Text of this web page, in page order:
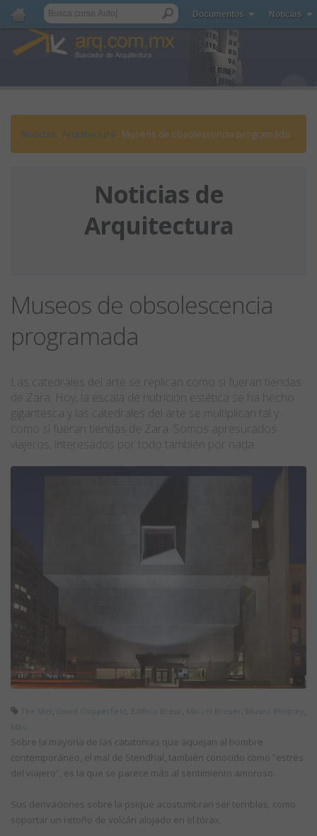
Documentos Noticias
Noticias : Arquitectura : Museos de obsolescencia programada
Noticias de
Arquitectura
Museos de obsolescencia
programada
Las catedrales del arte se replican como si fueran tiendas
de Zara. Hoy, la escala de nutrición estética se ha hecho
gigantesca y las catedrales del arte se multiplican tal y
como si fueran tiendas de Zara. Somos apresurados
viajeros, interesados por todo también por nada.
The Met , David Chipperfield, Edificio Breur , Marcel Breuer , Museo Whitney,
Más...
Sobre la mayoría de las catatonias que aquejan al hombre
contemporáneo, el mal de Stendhal, también conocido como “estrés
del viajero”, es la que se parece más al sentimiento amoroso.
Sus derivaciones sobre la psique acostumbran ser terribles, como
soportar un retoño de volcán alojado en el tórax.